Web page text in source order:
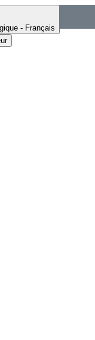
- Français